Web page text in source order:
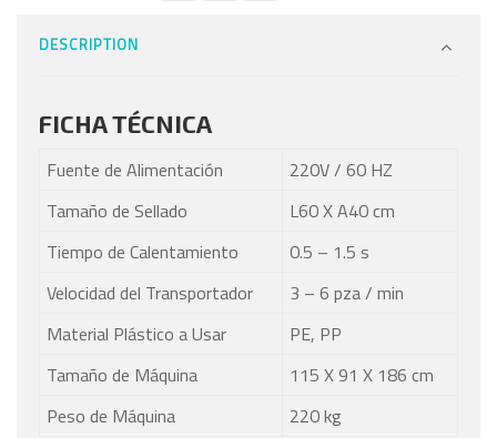
DESCRIPTION
FICHA TÉCNICA
Fuente de Alimentación
220V / 60 HZ
Tamaño de Sellado
L60 X A40 cm
Tiempo de Calentamiento
0.5 – 1.5 s
Velocidad del Transportador
3 – 6 pza / min
Material Plástico a Usar
PE, PP
Tamaño de Máquina
115 X 91 X 186 cm
Peso de Máquina
220 kg